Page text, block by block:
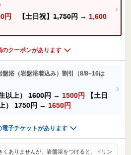
円 【土日祝】 1,750円 → 1,600
のクーポンがあります
盤浴（岩盤浴着込み）割引（8/8~16は
以上） 1600円 → 1500円
【土日
） 1750円 → 1650円
子チケットがあります
くありませんが、岩盤浴をつけると、ドリン